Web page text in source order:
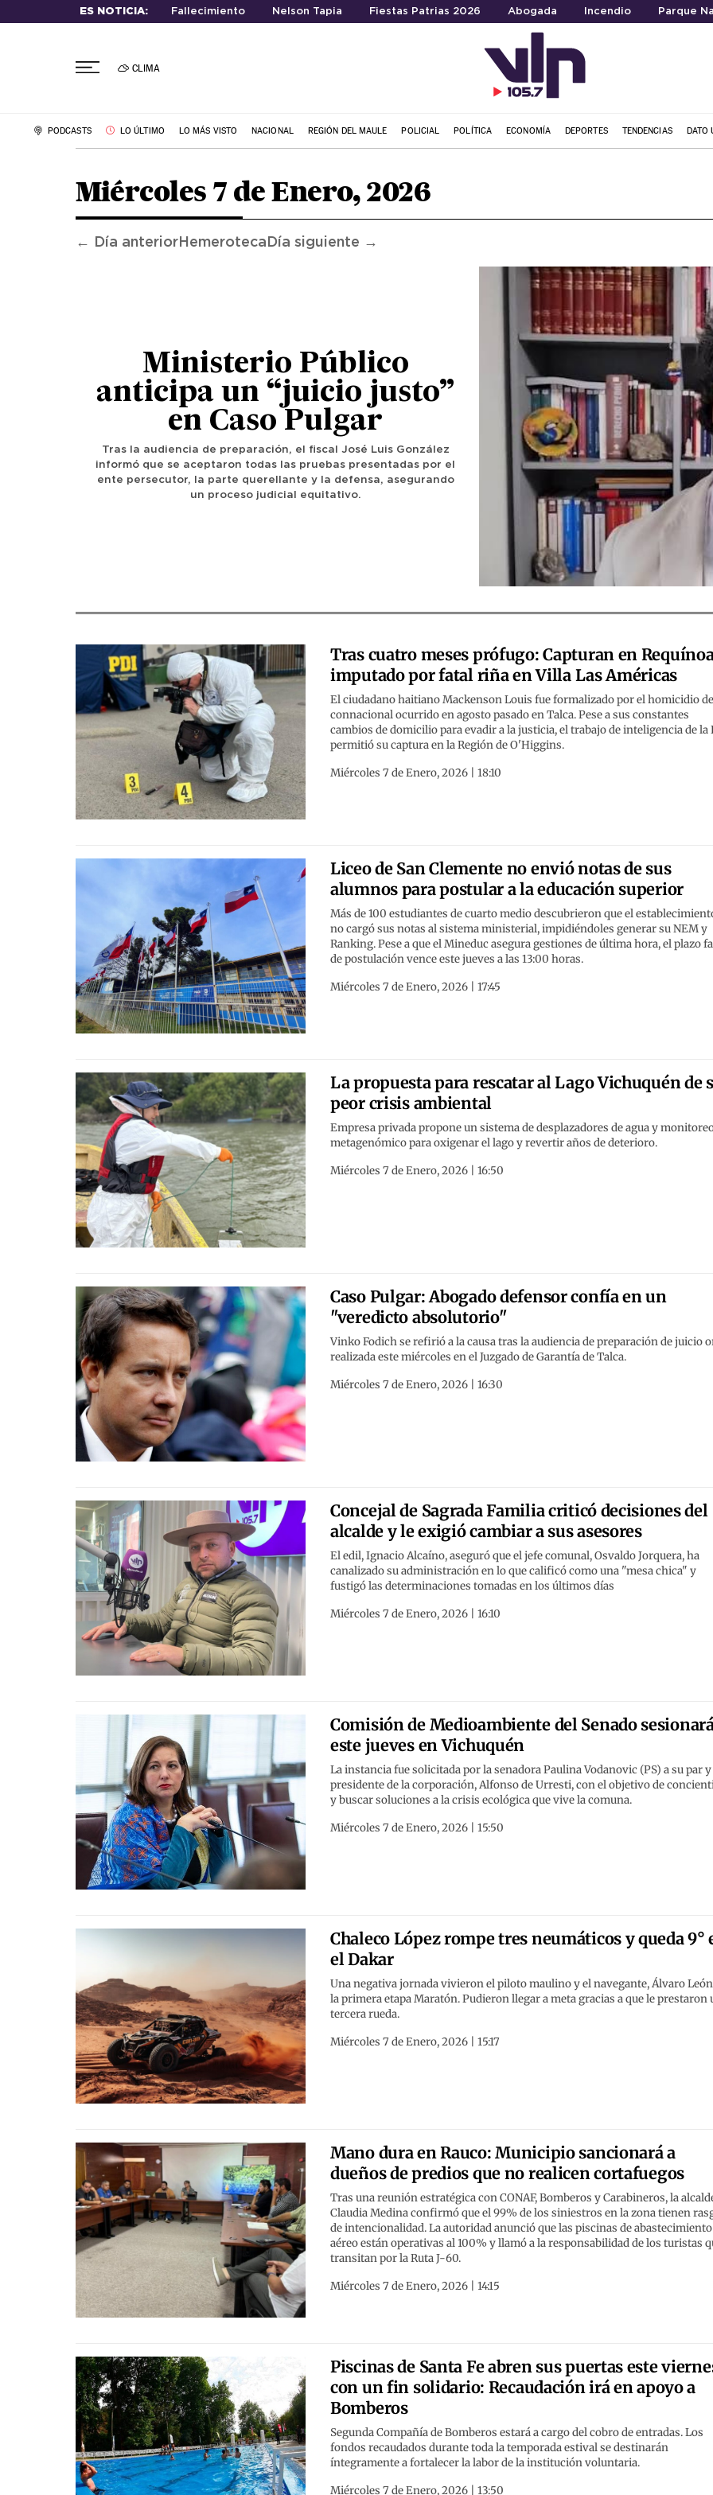
ES NOTICIA: Fallecimiento Nelson Tapia Fiestas Patrias 2026 Abogada Incendio Parque
CLIMA
PODCASTS LO ÚLTIMO LO MÁS VISTO NACIONAL REGIÓN DEL MAULE POLICIAL POLÍTICA ECONOMÍA DEPORTES TENDENCIAS DATO
Miércoles 7 de Enero, 2026
← Día anteriorHemeroteca Día siguiente →
Ministerio Público
anticipa un “juicio justo”
en Caso Pulgar
Tras la audiencia de preparación, el fiscal José Luis González
informó que se aceptaron todas las pruebas presentadas por el
ente persecutor, la parte querellante y la defensa, asegurando
un proceso judicial equitativo.
Tras cuatro meses prófugo: Capturan en
imputado por fatal riña en Villa Las Américas
El ciudadano haitiano Mackenson Louis fue formalizado por el homicidio
connacional ocurrido en agosto pasado en Talca. Pese a sus constantes
cambios de domicilio para evadir a la justicia, el trabajo de inteligencia de la
permitió su captura en la Región de O'Higgins.
Miércoles 7 de Enero, 2026 | 18:10
Liceo de San Clemente no envió notas de sus
alumnos para postular a la educación superior
Más de 100 estudiantes de cuarto medio descubrieron que el
no cargó sus notas al sistema ministerial, impidiéndoles generar su NEM y
Ranking. Pese a que el Mineduc asegura gestiones de última hora, el plazo
de postulación vence este jueves a las 13:00 horas.
Miércoles 7 de Enero, 2026 | 17:45
La propuesta para rescatar al Lago Vichuquén de
peor crisis ambiental
Empresa privada propone un sistema de desplazadores de agua y
metagenómico para oxigenar el lago y revertir años de deterioro.
Miércoles 7 de Enero, 2026 | 16:50
Caso Pulgar: Abogado defensor confía en un
"veredicto absolutorio"
Vinko Fodich se refirió a la causa tras la audiencia de preparación de juicio
realizada este miércoles en el Juzgado de Garantía de Talca.
Miércoles 7 de Enero, 2026 | 16:30
Concejal de Sagrada Familia criticó decisiones del
alcalde y le exigió cambiar a sus asesores
El edil, Ignacio Alcaíno, aseguró que el jefe comunal, Osvaldo Jorquera, ha
canalizado su administración en lo que calificó como una "mesa chica" y
fustigó las determinaciones tomadas en los últimos días
Miércoles 7 de Enero, 2026 | 16:10
Comisión de Medioambiente del Senado
este jueves en Vichuquén
La instancia fue solicitada por la senadora Paulina Vodanovic (PS) a su par y
presidente de la corporación, Alfonso de Urresti, con el objetivo de
y buscar soluciones a la crisis ecológica que vive la comuna.
Miércoles 7 de Enero, 2026 | 15:50
Chaleco López rompe tres neumáticos y queda 9°
el Dakar
Una negativa jornada vivieron el piloto maulino y el navegante, Álvaro
la primera etapa Maratón. Pudieron llegar a meta gracias a que le prestaron
tercera rueda.
Miércoles 7 de Enero, 2026 | 15:17
Mano dura en Rauco: Municipio sancionará a
dueños de predios que no realicen cortafuegos
Tras una reunión estratégica con CONAF, Bomberos y Carabineros, la
Claudia Medina confirmó que el 99% de los siniestros en la zona tienen
de intencionalidad. La autoridad anunció que las piscinas de abastecimiento
aéreo están operativas al 100% y llamó a la responsabilidad de los turistas
transitan por la Ruta J-60.
Miércoles 7 de Enero, 2026 | 14:15
Piscinas de Santa Fe abren sus puertas este
con un fin solidario: Recaudación irá en apoyo a
Bomberos
Segunda Compañía de Bomberos estará a cargo del cobro de entradas. Los
fondos recaudados durante toda la temporada estival se destinarán
íntegramente a fortalecer la labor de la institución voluntaria.
Miércoles 7 de Enero, 2026 | 13:50